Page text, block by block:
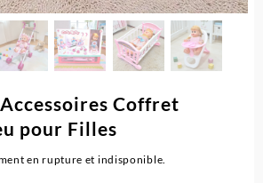
Coffret
pour Filles
en rupture et indisponible.